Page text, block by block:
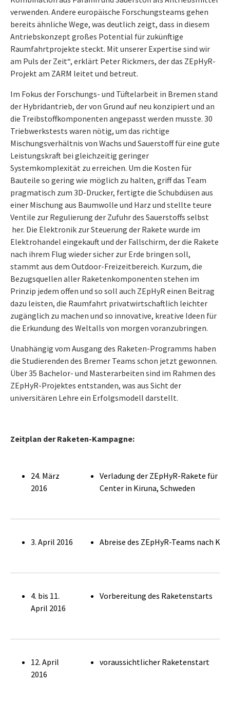
verwenden. Andere europäische Forschungsteams gehen
bereits ähnliche Wege, was deutlich zeigt, dass in diesem
Antriebskonzept großes Potential für zukünftige
Raumfahrtprojekte steckt. Mit unserer Expertise sind wir
am Puls der Zeit“, erklärt Peter Rickmers, der das ZEpHyR-
Projekt am ZARM leitet und betreut.
Im Fokus der Forschungs- und Tüftelarbeit in Bremen stand
der Hybridantrieb, der von Grund auf neu konzipiert und an
die Treibstoffkomponenten angepasst werden musste. 30
Triebwerkstests waren nötig, um das richtige
Mischungsverhältnis von Wachs und Sauerstoff für eine gute
Leistungskraft bei gleichzeitig geringer
Systemkomplexität zu erreichen. Um die Kosten für
Bauteile so gering wie möglich zu halten, griff das Team
pragmatisch zum 3D-Drucker, fertigte die Schubdüsen aus
einer Mischung aus Baumwolle und Harz und stellte teure
Ventile zur Regulierung der Zufuhr des Sauerstoffs selbst
her. Die Elektronik zur Steuerung der Rakete wurde im
Elektrohandel eingekauft und der Fallschirm, der die Rakete
nach ihrem Flug wieder sicher zur Erde bringen soll,
stammt aus dem Outdoor-Freizeitbereich. Kurzum, die
Bezugsquellen aller Raketenkomponenten stehen im
Prinzip jedem offen und so soll auch ZEpHyR einen Beitrag
dazu leisten, die Raumfahrt privatwirtschaftlich leichter
zugänglich zu machen und so innovative, kreative Ideen für
die Erkundung des Weltalls von morgen voranzubringen.
Unabhängig vom Ausgang des Raketen-Programms haben
die Studierenden des Bremer Teams schon jetzt gewonnen.
Über 35 Bachelor- und Masterarbeiten sind im Rahmen des
ZEpHyR-Projektes entstanden, was aus Sicht der
universitären Lehre ein Erfolgsmodell darstellt.
Zeitplan der Raketen-Kampagne:
24. März
2016
Verladung der ZEpHyR-Rakete für
Center in Kiruna, Schweden
3. April 2016 Abreise des ZEpHyR-Teams nach
4. bis 11.
April 2016
Vorbereitung des Raketenstarts
12. April
2016
voraussichtlicher Raketenstart